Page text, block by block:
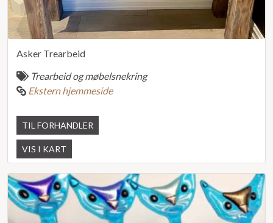
Asker Trearbeid
Trearbeid og møbelsnekring
Ekstern hjemmeside
TIL FORHANDLER
VIS I KART